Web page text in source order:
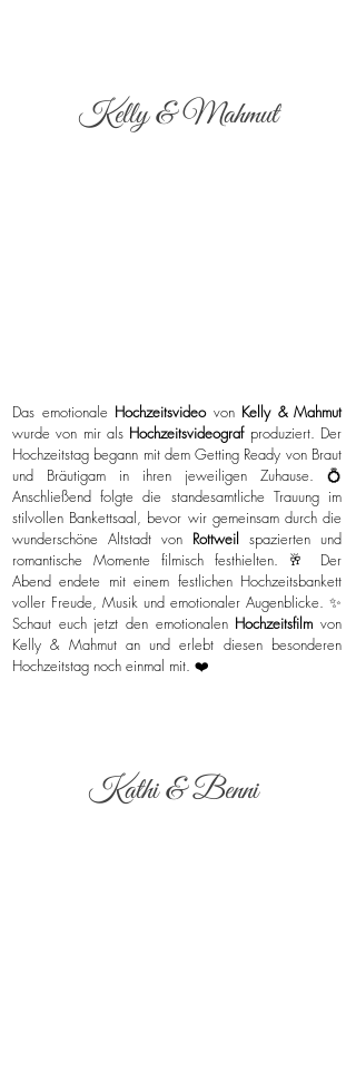
Kelly & Mahmut
Das emotionale Hochzeitsvideovon Kelly & Mahmut
wurde von mir als Hochzeitsvideograf produziert. Der
Hochzeitstag begann mit dem Getting Ready von Braut
und Bräutigam in ihren jeweiligen Zuhause. 💍
Anschließend folgte die standesamtliche Trauung im
stilvollen Bankettsaal, bevor wir gemeinsam durch die
wunderschöne Altstadt von Rottweil spazierten und
romantische Momente filmisch festhielten. 🥂 Der
Abend endete mit einem festlichen Hochzeitsbankett
voller Freude, Musik und emotionaler Augenblicke. ✨
Schaut euch jetzt den emotionalen Hochzeitsfilmvon
Kelly & Mahmut an und erlebt diesen besonderen
Hochzeitstag noch einmal mit. ❤️
Kathi & Benni